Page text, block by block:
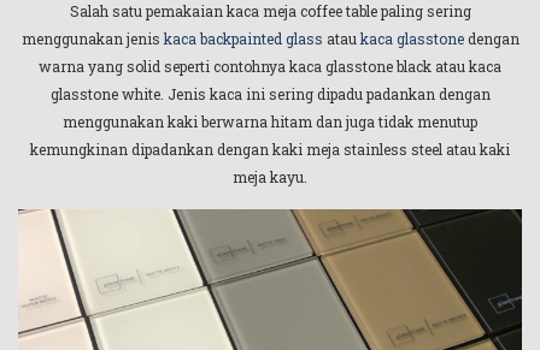
Salah satu pemakaian kaca meja coffee table paling sering
menggunakan jenis kaca backpainted glass atau kaca glasstonedengan
warna yang solid seperti contohnya kaca glasstone black atau kaca
glasstone white. Jenis kaca ini sering dipadu padankan dengan
menggunakan kaki berwarna hitam dan juga tidak menutup
kemungkinan dipadankan dengan kaki meja stainless steel atau kaki
meja kayu.